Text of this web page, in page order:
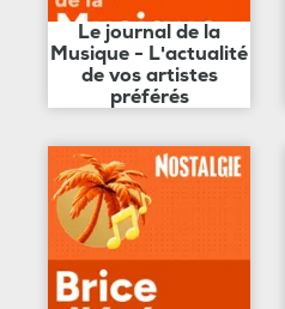
Le journal de la
Musique - L'actualité
de vos artistes
préférés